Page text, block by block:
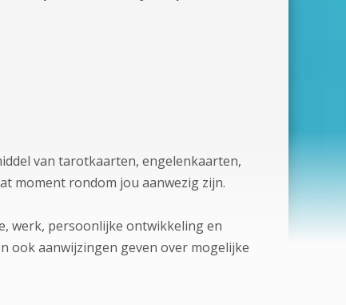
van tarotkaarten, engelenkaarten,
moment rondom jou aanwezig zijn.
werk, persoonlijke ontwikkeling en
ook aanwijzingen geven over mogelijke